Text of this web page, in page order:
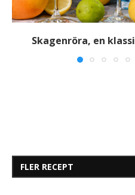
Skagenröra, en
FLER RECEPT